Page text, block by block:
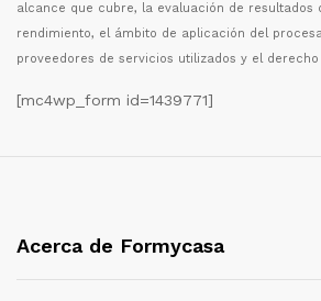
alcance que cubre, la evaluación de resultados
rendimiento, el ámbito de aplicación del
proveedores de servicios utilizados y el
[mc4wp_form id=1439771]
Acerca de Formycasa